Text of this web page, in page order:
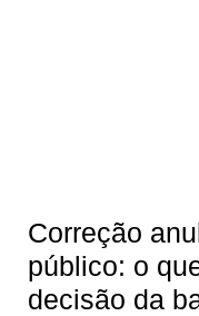
Correção
público: o
decisão da